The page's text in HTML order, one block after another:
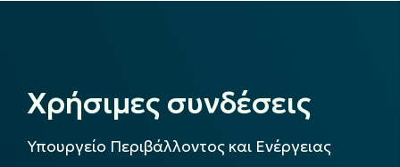
Χρήσιμες συνδέσεις
Υπουργείο Περιβάλλοντος και Ενέργειας